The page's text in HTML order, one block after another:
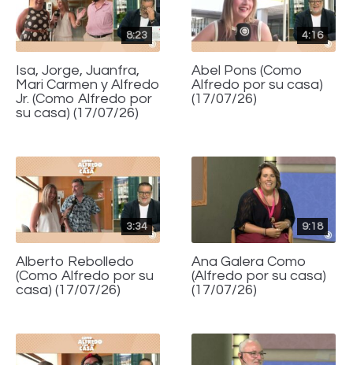
8:23
Isa, Jorge, Juanfra,
Mari Carmen y Alfredo
Jr. (Como Alfredo por
su casa) (17/07/26)
4:16
Abel Pons (Como
Alfredo por su casa)
(17/07/26)
3:34
Alberto Rebolledo
(Como Alfredo por su
casa) (17/07/26)
9:18
Ana Galera Como
(Alfredo por su casa)
(17/07/26)